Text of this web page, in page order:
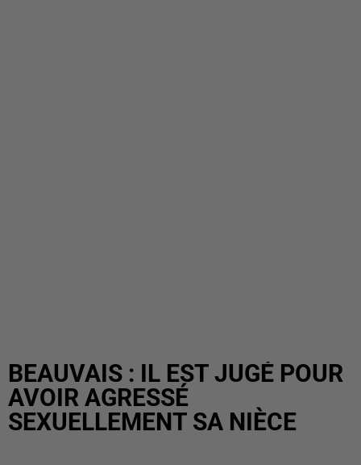
BEAUVAIS : IL EST JUGÉ POUR
AVOIR AGRESSÉ
SEXUELLEMENT SA NIÈCE